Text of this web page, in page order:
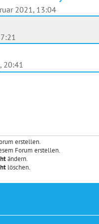
2021, 13:04
20:41
erstellen.
Forum erstellen.
ändern.
löschen.